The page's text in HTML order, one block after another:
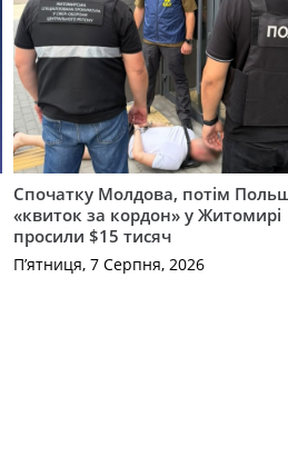
Спочатку Молдова, потім
«квиток за кордон» у Житомирі
просили $15 тисяч
П’ятниця, 7 Серпня, 2026